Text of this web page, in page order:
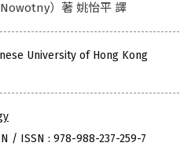
）著 姚怡平 譯
University of Hong Kong
/ ISSN : 978-988-237-259-7